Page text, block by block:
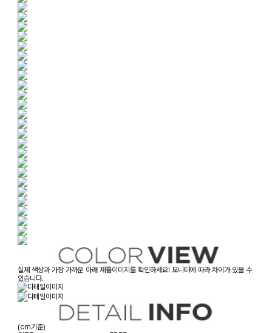
실제 색상과 가장 가까운 아래 제품이미지를 확인하세요! 모니터에 따라 차이가 있을 수
있습니다.
(cm기준)